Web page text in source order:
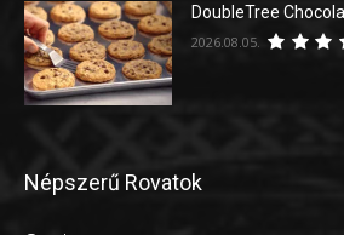
DoubleTree
2026.08.05.
Népszerű Rovatok